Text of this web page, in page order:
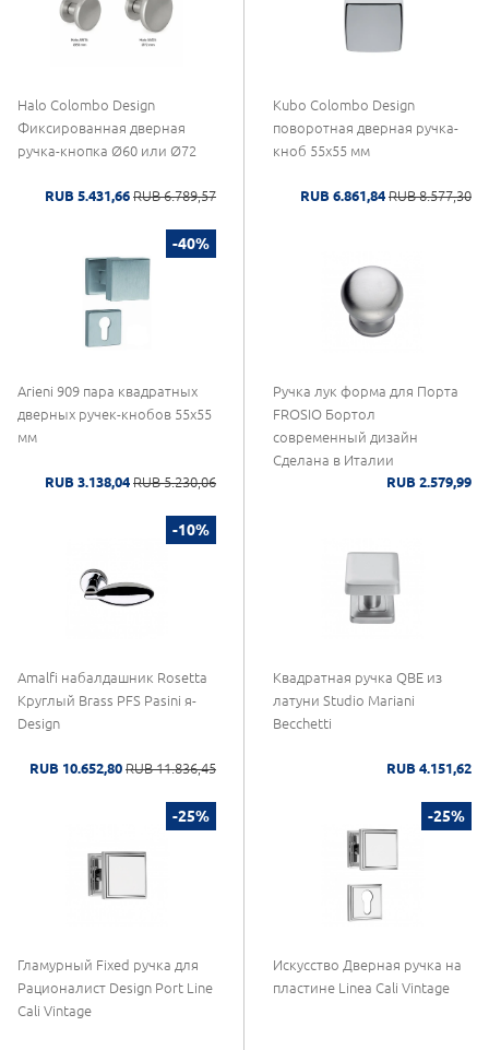
Halo Colombo Design
Фиксированная дверная
ручка-кнопка Ø60 или Ø72
RUB 5.431,66 RUB 6.789,57
Kubo Colombo Design
поворотная дверная ручка-
кноб 55x55 мм
RUB 6.861,84 RUB 8.577,30
-40%
Arieni 909 пара квадратных
дверных ручек-кнобов 55x55
мм
RUB 3.138,04 RUB 5.230,06
Ручка лук форма для Порта
FROSIO Бортол
современный дизайн
Сделана в Италии
RUB 2.579,99
-10%
Amalfi набалдашник Rosetta
Круглый Brass PFS Pasini я-
Design
RUB 10.652,80 RUB 11.836,45
Квадратная ручка QBE из
латуни Studio Mariani
Becchetti
RUB 4.151,62
-25%
Гламурный Fixed ручка для
Рационалист Design Port Line
Cali Vintage
-25%
Искусство Дверная ручка на
пластине Linea Cali Vintage